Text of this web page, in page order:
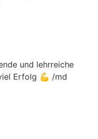
und lehrreiche
Erfolg 💪 /md